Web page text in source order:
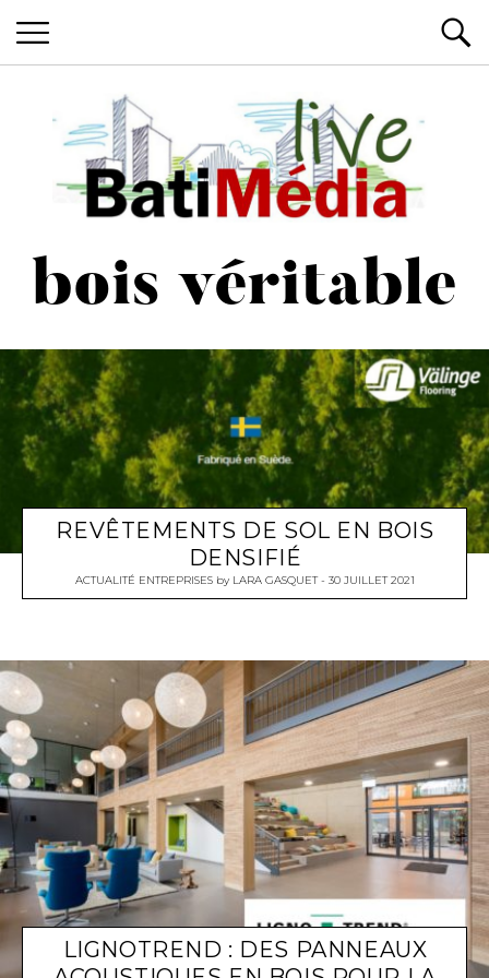
Batimedialive
bois véritable
REVÊTEMENTS DE SOL EN BOIS
DENSIFIÉ
ACTUALITÉ ENTREPRISES by LARA GASQUET 30 JUILLET 2021
LIGNOTREND : DES PANNEAUX